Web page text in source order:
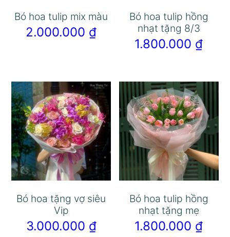
Bó hoa tulip mix màu
2.000.000 ₫
Bó hoa tulip hồng
nhạt tặng 8/3
1.800.000 ₫
Bó hoa tặng vợ siêu
Vip
3.000.000 ₫
Bó hoa tulip hồng
nhạt tặng mẹ
1.800.000 ₫